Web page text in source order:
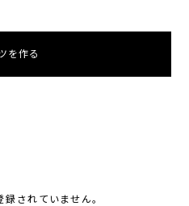
を作る
されていません。